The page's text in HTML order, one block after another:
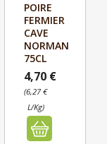

Aperçu
POIRE
FERMIER
CAVE
NORMANDE
75CL
4,70 €
(6,27 €
L/Kg)